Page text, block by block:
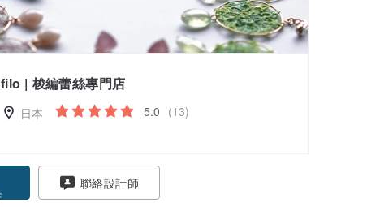
filo | 梭編蕾絲專門店
日本 5.0 (13)
聯絡設計師